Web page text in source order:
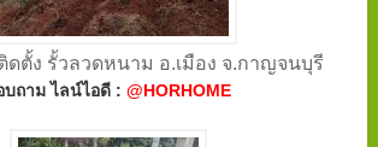
ดตั้ง รั้วลวดหนาม อ.เมือง จ.กาญจนบุรี
บถาม ไลน์ไอดี :@HORHOME